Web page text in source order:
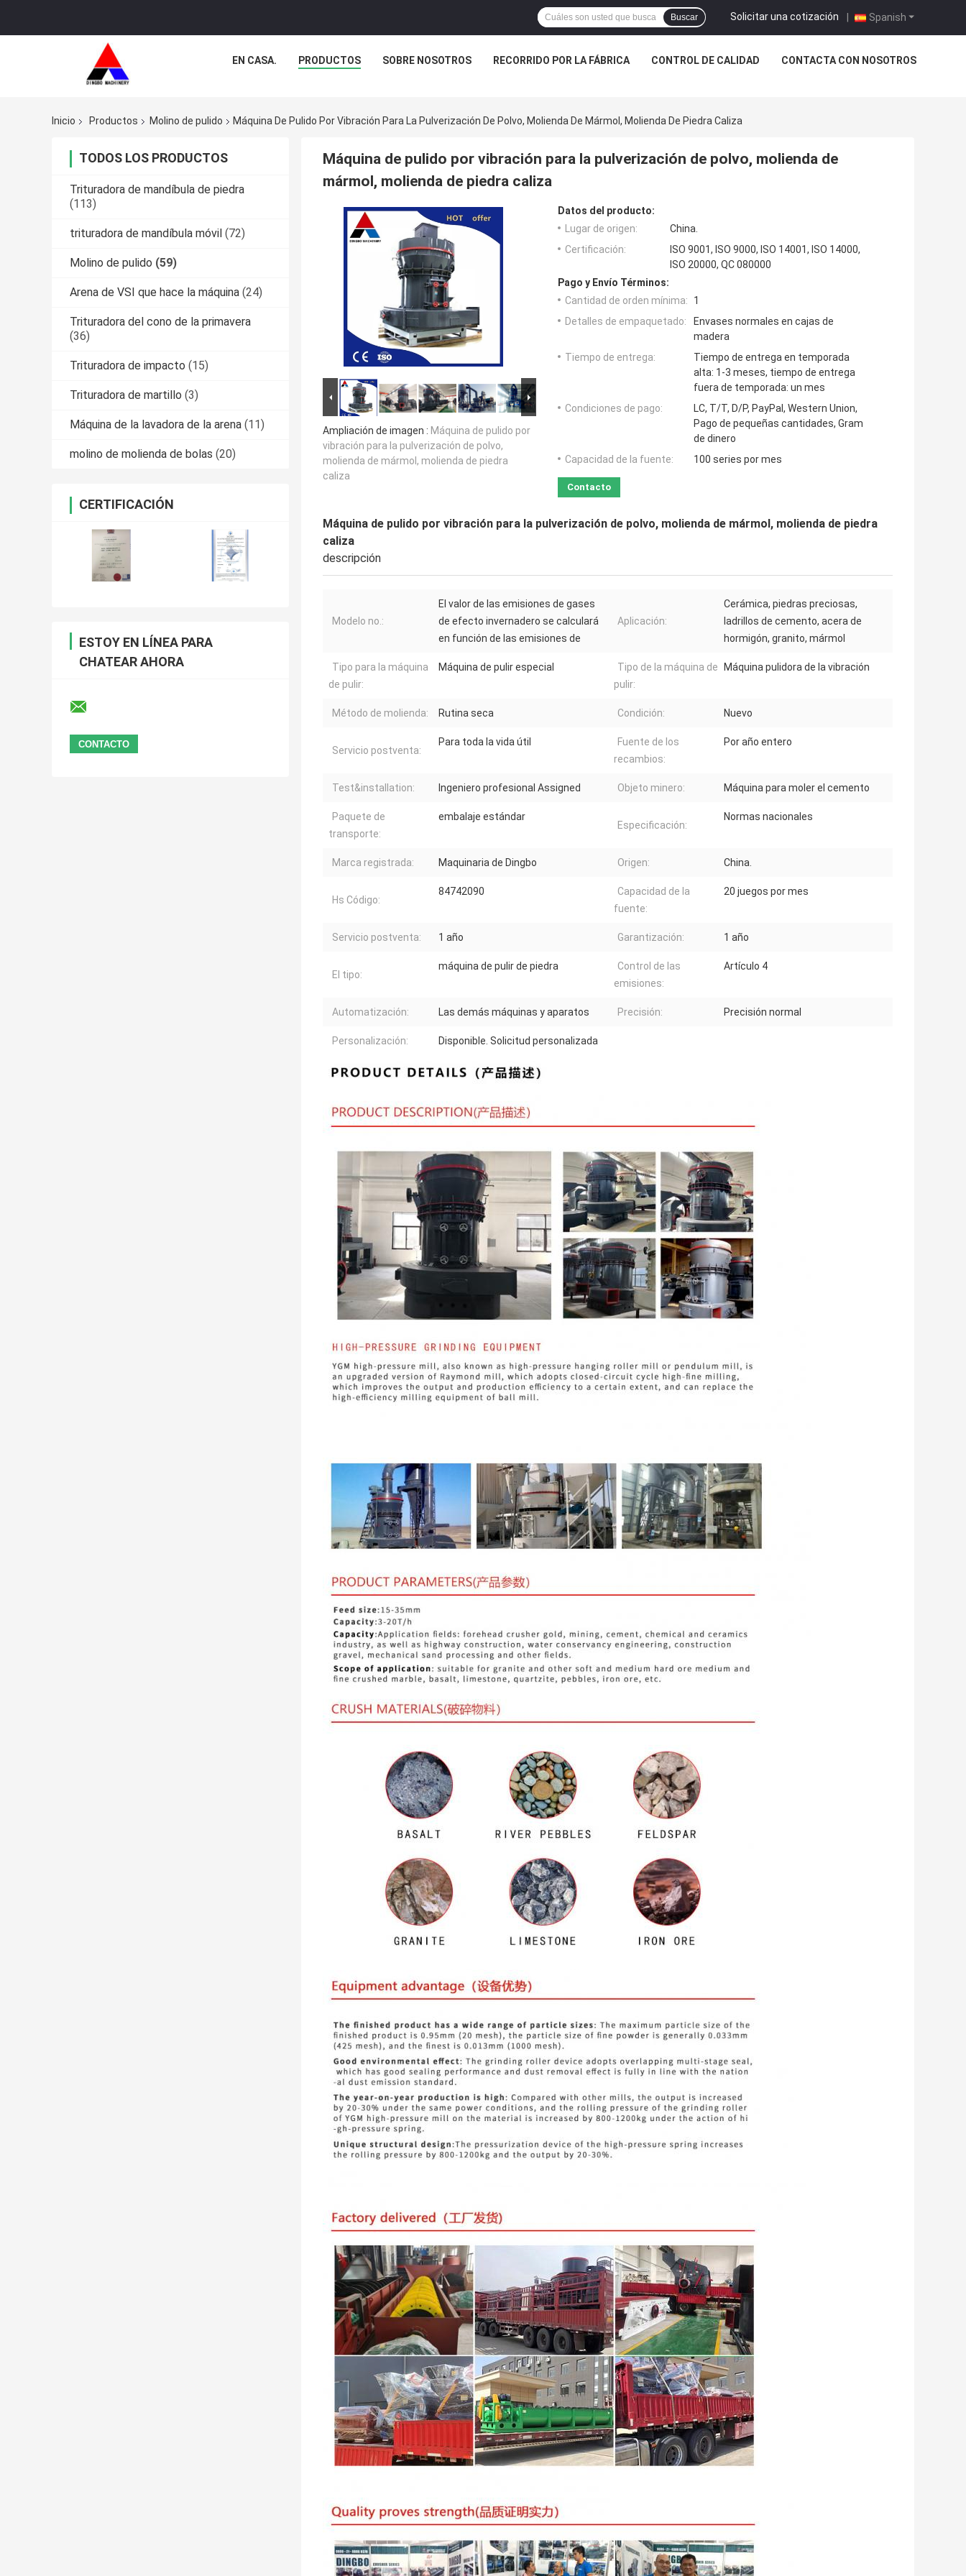
Spanish
Solicitar una cotización |
Buscar
EN CASA. PRODUCTOS SOBRE NOSOTROS RECORRIDO POR LA FÁBRICA CONTROL DE CALIDAD CONTACTA CON NOSOTROS
Inicio Productos Molino de pulido Máquina De Pulido Por Vibración Para La Pulverización De Polvo, Molienda De Mármol, Molienda De Piedra Caliza
TODOS LOS PRODUCTOS
Trituradora de mandíbula de piedra
(113)
trituradora de mandíbula móvil (72)
Molino de pulido (59)
Arena de VSI que hace la máquina (24)
Trituradora del cono de la primavera
(36)
Trituradora de impacto (15)
Trituradora de martillo (3)
Máquina de la lavadora de la arena (11)
molino de molienda de bolas (20)
CERTIFICACIÓN
ESTOY EN LÍNEA PARA
CHATEAR AHORA
Máquina de pulido por vibración para la pulverización de polvo, molienda de
mármol, molienda de piedra caliza
Ampliación de imagen : Máquina de pulido por
vibración para la pulverización de polvo,
molienda de mármol, molienda de piedra
caliza
Datos del producto:
Lugar de origen:
China.
Certificación:
ISO 9001, ISO 9000, ISO 14001, ISO 14000,
ISO 20000, QC 080000
Pago y Envío Términos:
Cantidad de orden mínima:
1
Detalles de empaquetado:
Envases normales en cajas de
madera
Tiempo de entrega:
Tiempo de entrega en temporada
alta: 1-3 meses, tiempo de entrega
fuera de temporada: un mes
Condiciones de pago:
LC, T/T, D/P, PayPal, Western Union,
Pago de pequeñas cantidades, Gram
de dinero
Capacidad de la fuente:
100 series por mes
Contacto
Máquina de pulido por vibración para la pulverización de polvo, molienda de mármol, molienda de piedra
caliza
descripción
Modelo no.:
El valor de las emisiones de gases
de efecto invernadero se calculará
en función de las emisiones de
Aplicación:
Cerámica, piedras preciosas,
ladrillos de cemento, acera de
hormigón, granito, mármol
Tipo para la máquina
de pulir:
Máquina de pulir especial
Tipo de la máquina de
pulir:
Máquina pulidora de la vibración
Método de molienda: Rutina seca Condición: Nuevo
Servicio postventa:
Para toda la vida útil
Fuente de los
recambios:
Por año entero
Test&installation: Ingeniero profesional Assigned Objeto minero: Máquina para moler el cemento
Paquete de
transporte:
embalaje estándar
Especificación:
Normas nacionales
Marca registrada: Maquinaria de Dingbo Origen: China.
Hs Código:
84742090
Capacidad de la
fuente:
20 juegos por mes
Servicio postventa: 1 año Garantización: 1 año
El tipo:
máquina de pulir de piedra
Control de las
emisiones:
Artículo 4
Automatización: Las demás máquinas y aparatos Precisión: Precisión normal
Personalización: Disponible. Solicitud personalizada